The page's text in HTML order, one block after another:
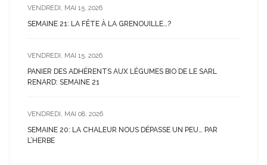
VENDREDI, MAI 15, 2026
SEMAINE 21: LA FÊTE À LA GRENOUILLE…?
VENDREDI, MAI 15, 2026
PANIER DES ADHÉRENTS AUX LÉGUMES BIO DE LE SARL
RENARD: SEMAINE 21
VENDREDI, MAI 08, 2026
SEMAINE 20: LA CHALEUR NOUS DÉPASSE UN PEU… PAR
L’HERBE